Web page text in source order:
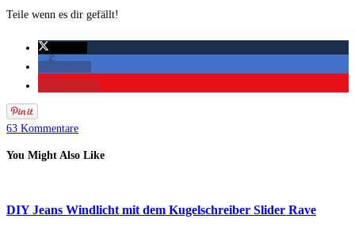
Teile wenn es dir gefällt!
63 Kommentare
You Might Also Like
DIY Jeans Windlicht mit dem Kugelschreiber Slider Rave